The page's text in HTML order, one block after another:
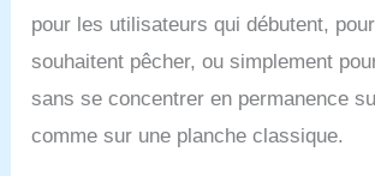
levage, ce qui
pratique pour
dans des eaux
différentes
profondeurs !
pour : parcs
pour les utilisateurs qui débutent,
souhaitent pêcher, ou simplement
sans se concentrer en permanence
comme sur une planche classique.